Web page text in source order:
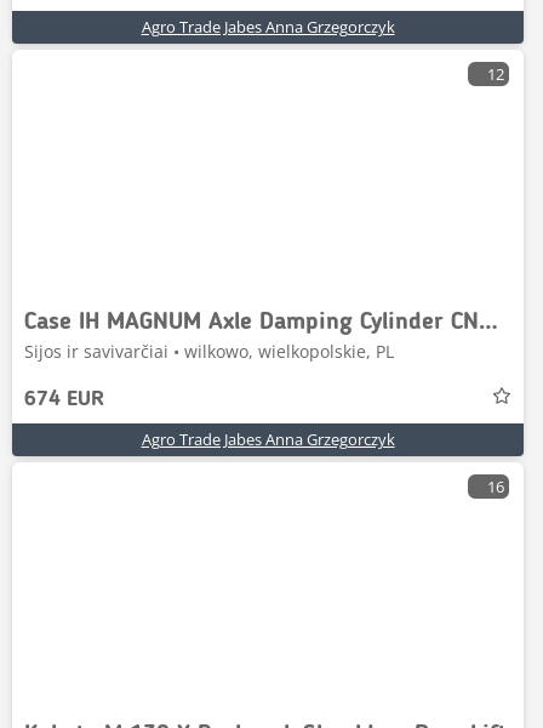
Agro Trade Jabes Anna Grzegorczyk
12
Case IH MAGNUM Axle Damping Cylinder CNH 87696280 87696281
Sijos ir savivarčiai • wilkowo, wielkopolskie, PL
674 EUR
Agro Trade Jabes Anna Grzegorczyk
16